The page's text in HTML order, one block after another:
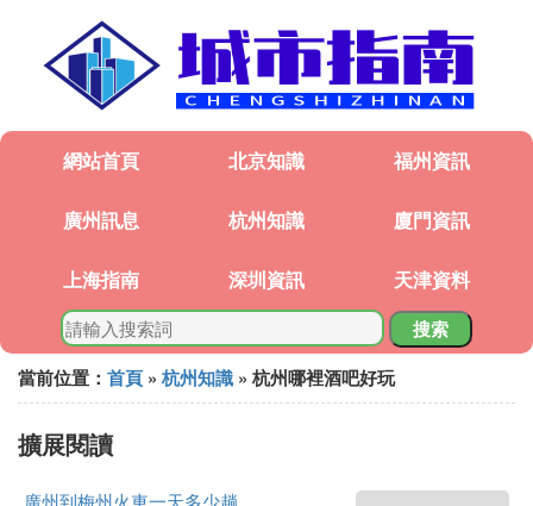
網站首頁 北京知識 福州資訊
廣州訊息 杭州知識 廈門資訊
上海指南 深圳資訊 天津資料
搜索
當前位置： 首頁 » 杭州知識 » 杭州哪裡酒吧好玩
擴展閱讀